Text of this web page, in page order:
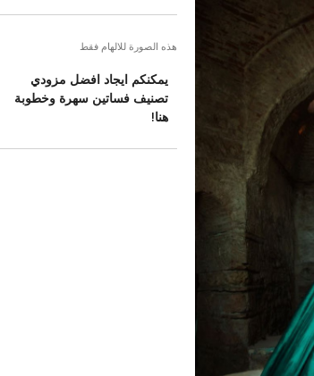
هذه الصورة للالهام فقط
يمكنكم ايجاد افضل مزودي
تصنيف فساتين سهرة وخطوبة
هنا!